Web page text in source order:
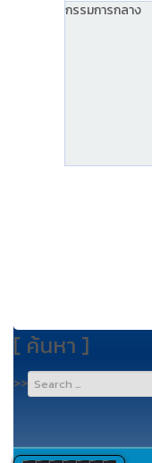
กรรมการกลาง
[ ค้นหา ]
>>